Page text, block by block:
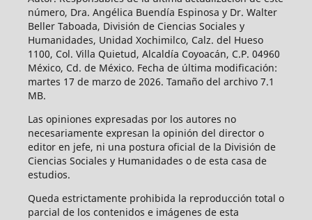
número, Dra. Angélica Buendía Espinosa y Dr. Walter
Beller Taboada, División de Ciencias Sociales y
Humanidades, Unidad Xochimilco, Calz. del Hueso
1100, Col. Villa Quietud, Alcaldía Coyoacán, C.P. 04960
México, Cd. de México. Fecha de última modificación:
martes 17 de marzo de 2026. Tamaño del archivo 7.1
MB.
Las opiniones expresadas por los autores no
necesariamente expresan la opinión del director o
editor en jefe, ni una postura oficial de la División de
Ciencias Sociales y Humanidades o de esta casa de
estudios.
Queda estrictamente prohibida la reproducción total o
parcial de los contenidos e imágenes de esta